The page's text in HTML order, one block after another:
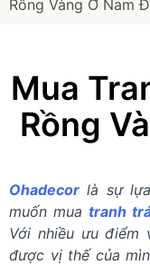
Rồng Vàng Ở Nam
Mua
Rồng
Ohadecor là sự
muốn mua tranh
Với nhiều ưu điểm
được vị thế của